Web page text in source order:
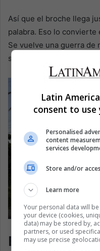
Así que el broche llega
palabra. Eso lo convierte
Se vuelve una guerra de
sala de audiencias.
Georgetown,
El Caribe no
Latin
consent to
Personalised
content
services
Store and/or
Learn more
Your personal data will
your device (cookies,
data) may be stored by,
partners, or used
may use precise